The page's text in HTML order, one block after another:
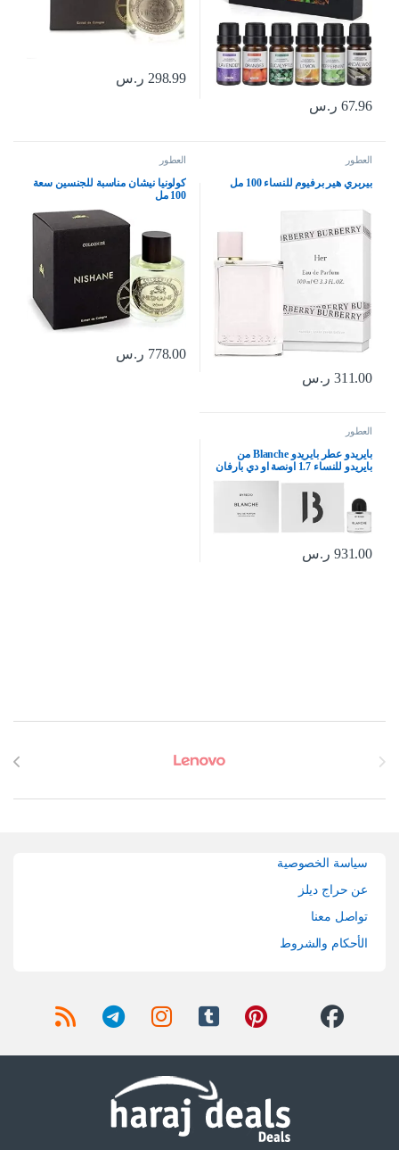
67.96 ر.س
298.99 ر.س
العطور
بيربري هير برفيوم للنساء 100 مل
311.00 ر.س
العطور
كولونيا نيشان مناسبة للجنسين سعة
100 مل
778.00 ر.س
العطور
بايريدو عطر بايريدو Blanche من
بايريدو للنساء 1.7 اونصة او دي بارفان
931.00 ر.س
سياسة الخصوصية
عن حراج ديلز
تواصل معنا
الأحكام والشروط